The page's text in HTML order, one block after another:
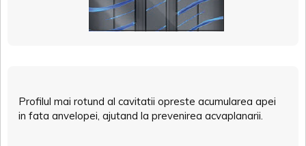
Profilul mai rotund al cavitatii opreste acumularea apei
in fata anvelopei, ajutand la prevenirea acvaplanarii.